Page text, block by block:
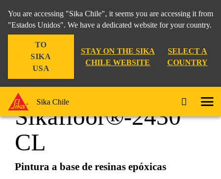
You are accessing "Sika Chile", it seems you are accessing it from
"Estados Unidos". We have a dedicated website for your country.
TO
SIKA
USA
STAY ON THE SIKA
CHILE WEBSITE
SELECT A
COUNTRY
Sika Chile
Sikafloor®-2430 CL
Sikafloor®-2430
CL
Pintura a base de resinas epóxicas